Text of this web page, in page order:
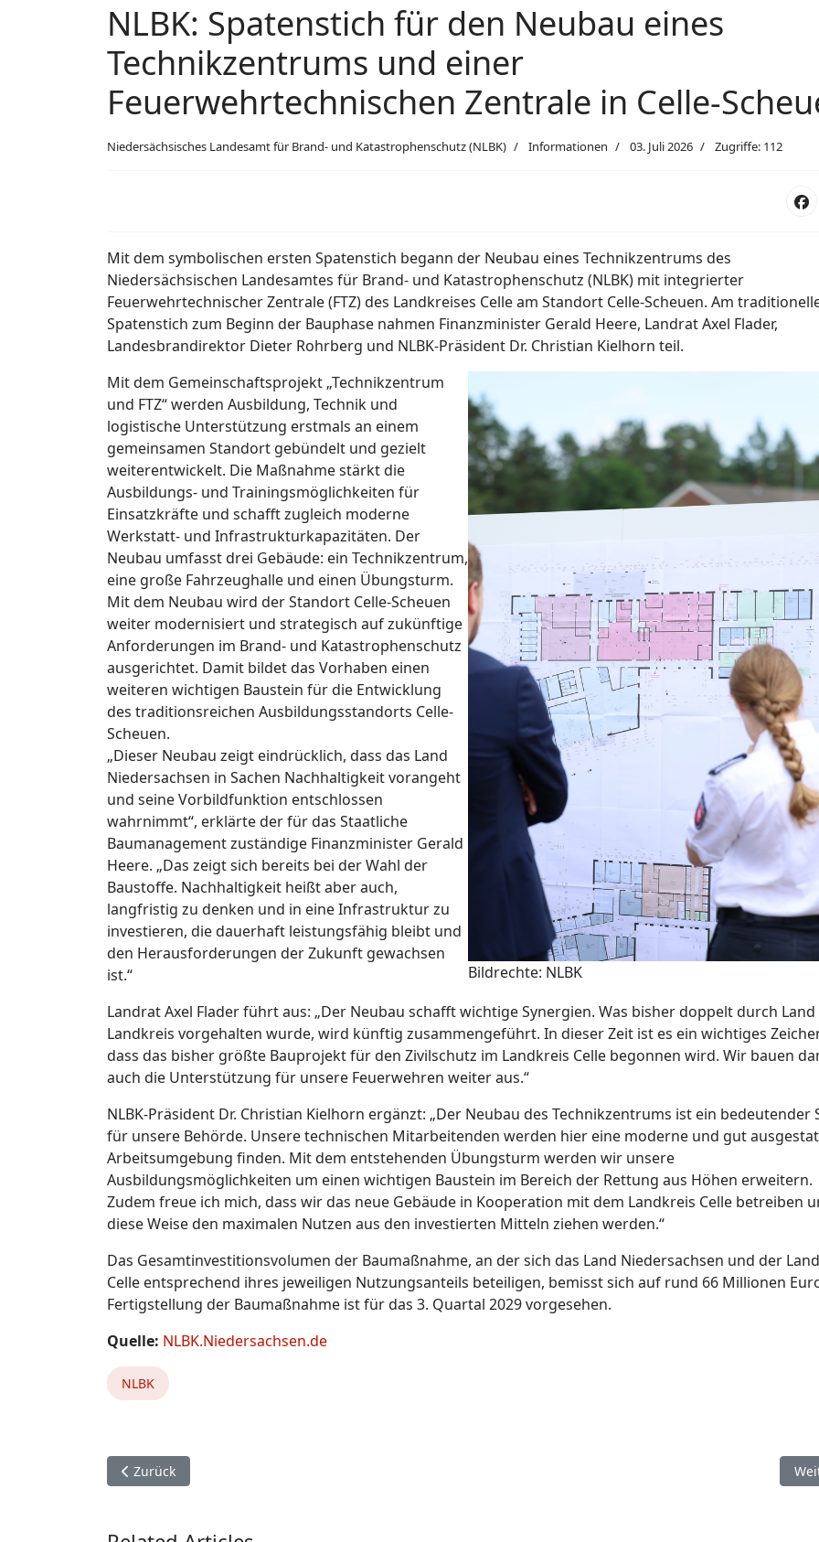
NLBK: Spatenstich für den Neubau eines
Technikzentrums und einer
Feuerwehrtechnischen Zentrale in Celle-
Niedersächsisches Landesamt für Brand- und Katastrophenschutz (NLBK) Informationen 03. Juli 2026 Zugriffe: 112
Mit dem symbolischen ersten Spatenstich begann der Neubau eines Technikzentrums des
Niedersächsischen Landesamtes für Brand- und Katastrophenschutz (NLBK) mit integrierter
Feuerwehrtechnischer Zentrale (FTZ) des Landkreises Celle am Standort Celle-Scheuen. Am
Spatenstich zum Beginn der Bauphase nahmen Finanzminister Gerald Heere, Landrat Axel Flader,
Landesbrandirektor Dieter Rohrberg und NLBK-Präsident Dr. Christian Kielhorn teil.
Bildrechte: NLBK
Mit dem Gemeinschaftsprojekt „Technikzentrum
und FTZ“ werden Ausbildung, Technik und
logistische Unterstützung erstmals an einem
gemeinsamen Standort gebündelt und gezielt
weiterentwickelt. Die Maßnahme stärkt die
Ausbildungs- und Trainingsmöglichkeiten für
Einsatzkräfte und schafft zugleich moderne
Werkstatt- und Infrastrukturkapazitäten. Der
Neubau umfasst drei Gebäude: ein Technikzentrum,
eine große Fahrzeughalle und einen Übungsturm.
Mit dem Neubau wird der Standort Celle-Scheuen
weiter modernisiert und strategisch auf zukünftige
Anforderungen im Brand- und Katastrophenschutz
ausgerichtet. Damit bildet das Vorhaben einen
weiteren wichtigen Baustein für die Entwicklung
des traditionsreichen Ausbildungsstandorts Celle-
Scheuen.
„Dieser Neubau zeigt eindrücklich, dass das Land
Niedersachsen in Sachen Nachhaltigkeit vorangeht
und seine Vorbildfunktion entschlossen
wahrnimmt“, erklärte der für das Staatliche
Baumanagement zuständige Finanzminister Gerald
Heere. „Das zeigt sich bereits bei der Wahl der
Baustoffe. Nachhaltigkeit heißt aber auch,
langfristig zu denken und in eine Infrastruktur zu
investieren, die dauerhaft leistungsfähig bleibt und
den Herausforderungen der Zukunft gewachsen
ist.“
Landrat Axel Flader führt aus: „Der Neubau schafft wichtige Synergien. Was bisher doppelt durch
Landkreis vorgehalten wurde, wird künftig zusammengeführt. In dieser Zeit ist es ein wichtiges
dass das bisher größte Bauprojekt für den Zivilschutz im Landkreis Celle begonnen wird. Wir bauen
auch die Unterstützung für unsere Feuerwehren weiter aus.“
NLBK-Präsident Dr. Christian Kielhorn ergänzt: „Der Neubau des Technikzentrums ist ein bedeutender
für unsere Behörde. Unsere technischen Mitarbeitenden werden hier eine moderne und gut
Arbeitsumgebung finden. Mit dem entstehenden Übungsturm werden wir unsere
Ausbildungsmöglichkeiten um einen wichtigen Baustein im Bereich der Rettung aus Höhen erweitern.
Zudem freue ich mich, dass wir das neue Gebäude in Kooperation mit dem Landkreis Celle betreiben
diese Weise den maximalen Nutzen aus den investierten Mitteln ziehen werden.“
Das Gesamtinvestitionsvolumen der Baumaßnahme, an der sich das Land Niedersachsen und der
Celle entsprechend ihres jeweiligen Nutzungsanteils beteiligen, bemisst sich auf rund 66 Millionen
Fertigstellung der Baumaßnahme ist für das 3. Quartal 2029 vorgesehen.
Quelle: NLBK.Niedersachsen.de
NLBK
Vorheriger Beitrag: Bezirkszeltlager der Jugendfeuerwehr 2026 in Zeven
Zurück